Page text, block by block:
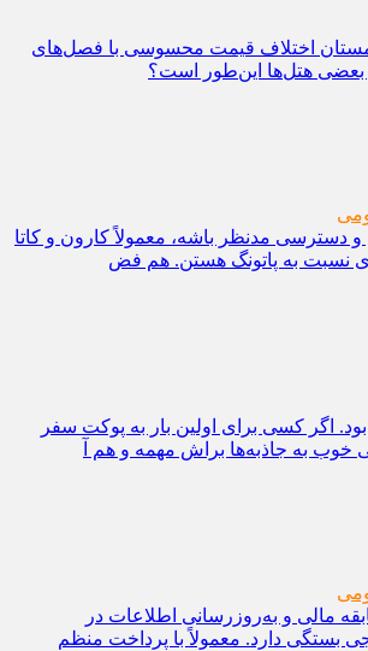
اختلاف قیمت محسوسی با فصل‌های
بعضی هتل‌ها این‌طور است؟
و دسترسی مدنظر باشه، معمولاً کارون و کاتا
نسبت به پاتونگ هستن. هم فض
اگر کسی برای اولین بار به پوکت سفر
به جاذبه‌ها براش مهمه و هم آ
مالی و به‌روزرسانی اطلاعات در
بستگی دارد. معمولاً با پرداخت منظم